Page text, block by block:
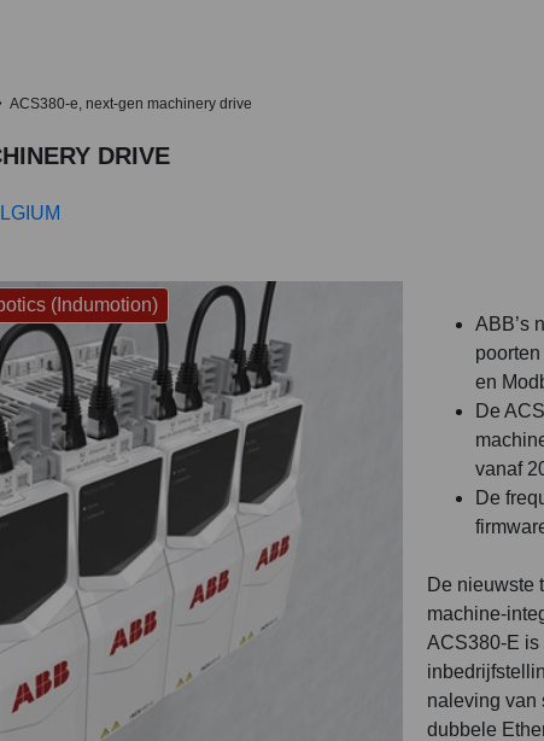
ACS380-e, next-gen machinery drive
DRIVE
(Indumotion)
ABB’s
en
De
vanaf
De
De nieuwste
machine-
ACS380-E is
naleving van
dubbele